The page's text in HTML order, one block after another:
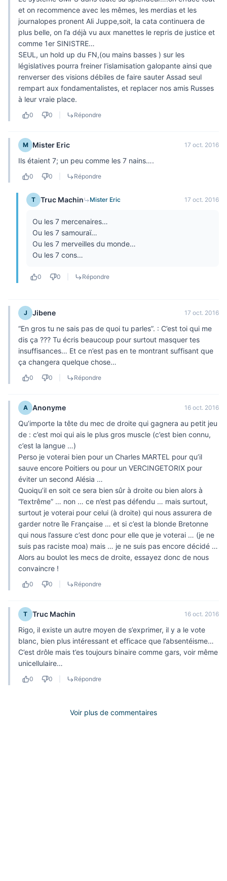
et on recommence avec les mêmes, les merdias et les
journalopes pronent Ali Juppe,soit, la cata continuera de
plus belle, on l’a déjà vu aux manettes le repris de justice et
comme 1er SINISTRE…
SEUL, un hold up du FN,(ou mains basses ) sur les
législatives pourra freiner l’islamisation galopante ainsi que
renverser des visions débiles de faire sauter Assad seul
rempart aux fondamentalistes, et replacer nos amis Russes
à leur vraie place.
0 0 Répondre
M Mister Eric 17 oct. 2016
Ils étaient 7; un peu comme les 7 nains….
0 0 Répondre
T Truc Machin Mister Eric 17 oct. 2016
Ou les 7 mercenaires…
Ou les 7 samouraï…
Ou les 7 merveilles du monde…
Ou les 7 cons…
0 0 Répondre
J Jibene 17 oct. 2016
“En gros tu ne sais pas de quoi tu parles”. : C’est toi qui me
dis ça ??? Tu écris beaucoup pour surtout masquer tes
insuffisances… Et ce n’est pas en te montrant suffisant que
ça changera quelque chose…
0 0 Répondre
A Anonyme 16 oct. 2016
Qu’importe la tête du mec de droite qui gagnera au petit jeu
de : c’est moi qui ais le plus gros muscle (c’est bien connu,
c’est la langue …)
Perso je voterai bien pour un Charles MARTEL pour qu’il
sauve encore Poitiers ou pour un VERCINGETORIX pour
éviter un second Alésia …
Quoiqu’il en soit ce sera bien sûr à droite ou bien alors à
“l’extrême” … non … ce n’est pas défendu … mais surtout,
surtout je voterai pour celui (à droite) qui nous assurera de
garder notre île Française … et si c’est la blonde Bretonne
qui nous l’assure c’est donc pour elle que je voterai … (je ne
suis pas raciste moa) mais … je ne suis pas encore décidé …
Alors au boulot les mecs de droite, essayez donc de nous
convaincre !
0 0 Répondre
T Truc Machin 16 oct. 2016
Rigo, il existe un autre moyen de s’exprimer, il y a le vote
blanc, bien plus intéressant et efficace que l’absentéisme…
C’est drôle mais t’es toujours binaire comme gars, voir même
unicellulaire…
0 0 Répondre
Voir plus de commentaires